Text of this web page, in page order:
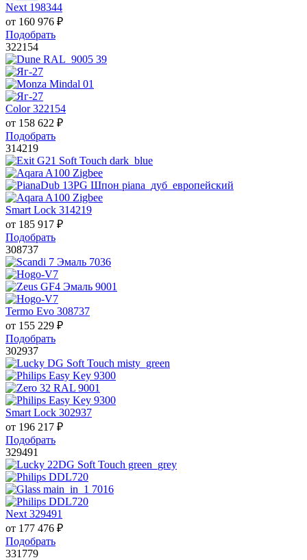
Next 198344
от 160 976 ₽
Подобрать
322154
Color 322154
от 158 622 ₽
Подобрать
314219
Smart Lock 314219
от 185 917 ₽
Подобрать
308737
Termo Evo 308737
от 155 229 ₽
Подобрать
302937
Smart Lock 302937
от 196 217 ₽
Подобрать
329491
Next 329491
от 177 476 ₽
Подобрать
331779